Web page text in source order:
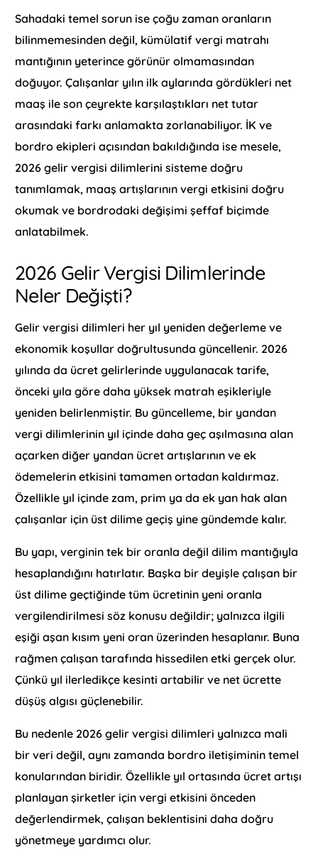
Sahadaki temel sorun ise çoğu zaman oranların
bilinmemesinden değil, kümülatif vergi matrahı
mantığının yeterince görünür olmamasından
doğuyor. Çalışanlar yılın ilk aylarında gördükleri net
maaş ile son çeyrekte karşılaştıkları net tutar
arasındaki farkı anlamakta zorlanabiliyor. İK ve
bordro ekipleri açısından bakıldığında ise mesele,
2026 gelir vergisi dilimlerini sisteme doğru
tanımlamak, maaş artışlarının vergi etkisini doğru
okumak ve bordrodaki değişimi şeffaf biçimde
anlatabilmek.
2026 Gelir Vergisi Dilimlerinde
Neler Değişti?
Gelir vergisi dilimleri her yıl yeniden değerleme ve
ekonomik koşullar doğrultusunda güncellenir. 2026
yılında da ücret gelirlerinde uygulanacak tarife,
önceki yıla göre daha yüksek matrah eşikleriyle
yeniden belirlenmiştir. Bu güncelleme, bir yandan
vergi dilimlerinin yıl içinde daha geç aşılmasına alan
açarken diğer yandan ücret artışlarının ve ek
ödemelerin etkisini tamamen ortadan kaldırmaz.
Özellikle yıl içinde zam, prim ya da ek yan hak alan
çalışanlar için üst dilime geçiş yine gündemde kalır.
Bu yapı, verginin tek bir oranla değil dilim mantığıyla
hesaplandığını hatırlatır. Başka bir deyişle çalışan bir
üst dilime geçtiğinde tüm ücretinin yeni oranla
vergilendirilmesi söz konusu değildir; yalnızca ilgili
eşiği aşan kısım yeni oran üzerinden hesaplanır. Buna
rağmen çalışan tarafında hissedilen etki gerçek olur.
Çünkü yıl ilerledikçe kesinti artabilir ve net ücrette
düşüş algısı güçlenebilir.
Bu nedenle 2026 gelir vergisi dilimleri yalnızca mali
bir veri değil, aynı zamanda bordro iletişiminin temel
konularından biridir. Özellikle yıl ortasında ücret artışı
planlayan şirketler için vergi etkisini önceden
değerlendirmek, çalışan beklentisini daha doğru
yönetmeye yardımcı olur.